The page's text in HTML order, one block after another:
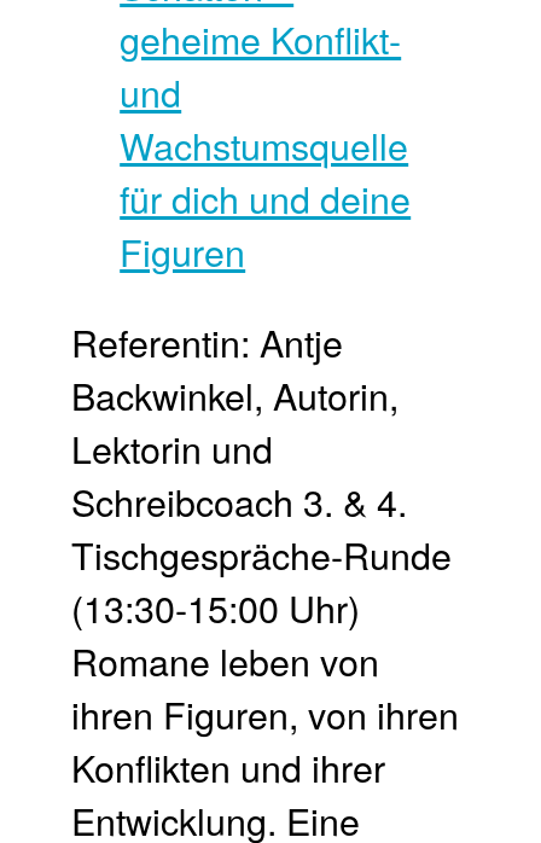
Referentin: Antje
Backwinkel, Autorin,
Lektorin und
Schreibcoach 3. & 4.
Tisch­gespräche-Runde
(13:30-15:00 Uhr)
Romane leben von
ihren Figuren, von ihren
Konflikten und ihrer
Entwicklung. Eine